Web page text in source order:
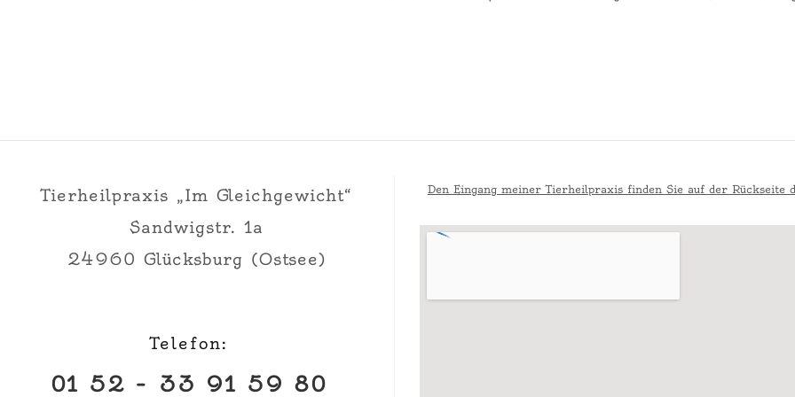
Tierheilpraxis „Im Gleichgewicht“
Sandwigstr. 1a
24960 Glücksburg (Ostsee)
Telefon:
01 52 – 33 91 59 80
Den Eingang meiner Tierheilpraxis finden Sie auf der Rückseite